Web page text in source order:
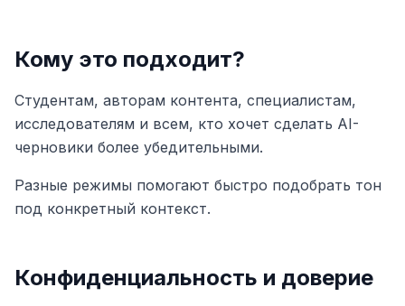
Кому это подходит?
Студентам, авторам контента, специалистам,
исследователям и всем, кто хочет сделать AI-
черновики более убедительными.
Разные режимы помогают быстро подобрать тон
под конкретный контекст.
Конфиденциальность и доверие